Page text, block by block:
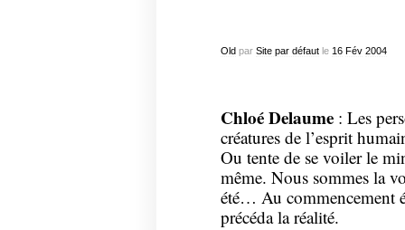
Oldpar Site par défautle 16 Fév 2004
Chloé Delaume: Les
créatures de l’esprit
Ou tente de se voiler le
même. Nous sommes la
été… Au commencement
précéda la réalité.